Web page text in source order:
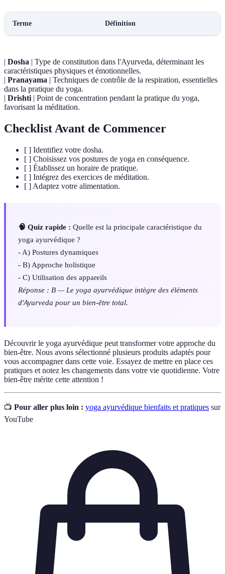
Terme Définition
| Dosha | Type de constitution dans l'Ayurveda, déterminant les
caractéristiques physiques et émotionnelles.
| Pranayama | Techniques de contrôle de la respiration, essentielles
dans la pratique du yoga.
| Drishti | Point de concentration pendant la pratique du yoga,
favorisant la méditation.
Checklist Avant de Commencer
[ ] Identifiez votre dosha.
[ ] Choisissez vos postures de yoga en conséquence.
[ ] Établissez un horaire de pratique.
[ ] Intégrez des exercices de méditation.
[ ] Adaptez votre alimentation.
🧠 Quiz rapide : Quelle est la principale caractéristique du
yoga ayurvédique ?
- A) Postures dynamiques
- B) Approche holistique
- C) Utilisation des appareils
Réponse : B — Le yoga ayurvédique intègre des éléments
d'Ayurveda pour un bien-être total.
Découvrir le yoga ayurvédique peut transformer votre approche du
bien-être. Nous avons sélectionné plusieurs produits adaptés pour
vous accompagner dans cette voie. Essayez de mettre en place ces
pratiques et notez les changements dans votre vie quotidienne. Votre
bien-être mérite cette attention !
📺 Pour aller plus loin : yoga ayurvédique bienfaits et pratiques sur
YouTube